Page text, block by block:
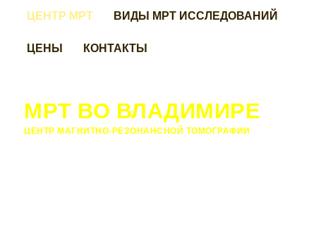
ЦЕНТР МРТ
ВИДЫ МРТ ИССЛЕДОВАНИЙ
ЦЕНЫ
КОНТАКТЫ
МРТ ВО ВЛАДИМИРЕ
ЦЕНТР МАГНИТНО-РЕЗОНАНСНОЙ ТОМОГРАФИИ